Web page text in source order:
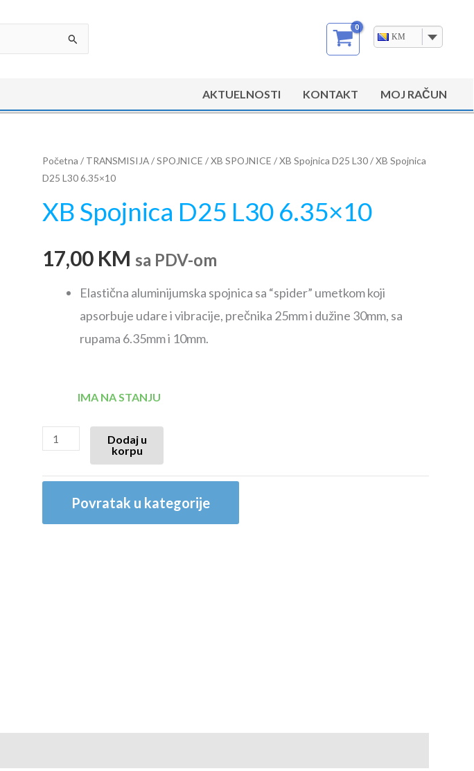
KM
AKTUELNOSTI KONTAKT MOJ RAČUN
Početna / TRANSMISIJA/SPOJNICE /XB SPOJNICE /XB Spojnica D25 L30/ XB Spojnica
D25 L30 6.35×10
XB Spojnica D25 L30 6.35×10
17,00 KM sa PDV-om
Elastična aluminijumska spojnica sa “spider” umetkom koji
apsorbuje udare i vibracije, prečnika 25mm i dužine 30mm, sa
rupama 6.35mm i 10mm.
IMA NA STANJU
XB
Spojnica
L30
količina
Dodaj u
korpu
Povratak u kategorije